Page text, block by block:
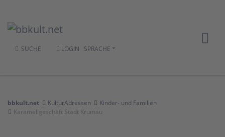
SUCHE LOGIN SPRACHE
bbkult.net KulturAdressen
Kinder- und Familien
Karamellgeschäft Stadt Krumau